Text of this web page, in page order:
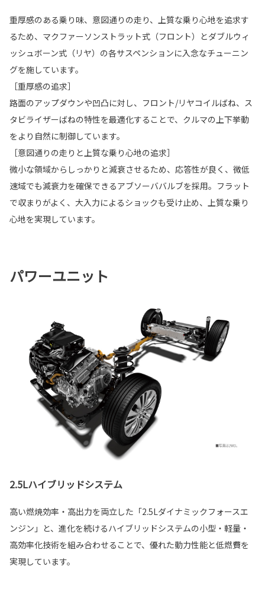
重厚感のある乗り味、意図通りの走り、上質な乗り心地を追求す
るため、マクファーソンストラット式（フロント）とダブルウィ
ッシュボーン式（リヤ）の各サスペンションに入念なチューニン
グを施しています。
［重厚感の追求］
路面のアップダウンや凹凸に対し、フロント/リヤコイルばね、ス
タビライザーばねの特性を最適化することで、クルマの上下挙動
をより自然に制御しています。
［意図通りの走りと上質な乗り心地の追求］
微小な領域からしっかりと減衰させるため、応答性が良く、微低
速域でも減衰力を確保できるアブソーババルブを採用。フラット
で収まりがよく、大入力によるショックも受け止め、上質な乗り
心地を実現しています。
パワーユニット
2.5Lハイブリッドシステム
高い燃焼効率・高出力を両立した「2.5Lダイナミックフォースエ
ンジン」と、進化を続けるハイブリッドシステムの小型・軽量・
高効率化技術を組み合わせることで、優れた動力性能と低燃費を
実現しています。